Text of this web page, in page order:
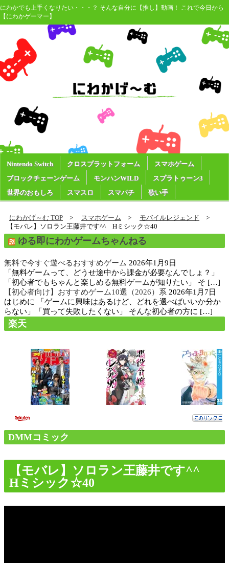
にわかでも上手くなりたい・・・？ そんな自分に【推し】動画！ これで今日から
【にわかゲーマー】
Nintendo Switch クロスプラットフォーム
スマホゲーム
ブロックチェーンゲーム
モンハンWILD
スプラトゥーン3
世界のおもしろ
スマスロ スマパチ 歌い手
にわかげ～む TOP スマホゲーム
モバイルレジェンド
【モバレ】ソロラン王藤井です^^ Hミシック☆40
ゆる即にわかゲームちゃんねる
無料で今すぐ遊べるおすすめゲーム 2026年1月9日
「無料ゲームって、どうせ途中から課金が必要なんでしょ？」
「初心者でもちゃんと楽しめる無料ゲームが知りたい」 そ […]
【初心者向け】おすすめゲーム10選（2026）系 2026年1月7日
はじめに 「ゲームに興味はあるけど、どれを選べばいいか分か
らない」「買って失敗したくない」 そんな初心者の方に […]
楽天
DMMコミック
【モバレ】ソロラン王藤井です^^
Hミシック☆40